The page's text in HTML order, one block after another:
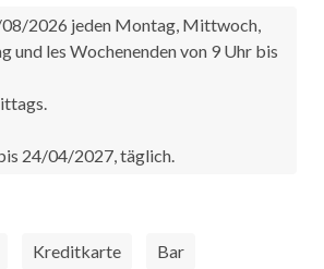
2026 jeden Montag, Mittwoch,
und les Wochenenden von 9 Uhr bis
24/04/2027, täglich.
Kreditkarte Bar